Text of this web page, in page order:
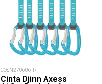
COSN270606-R
Cinta Djinn Axess